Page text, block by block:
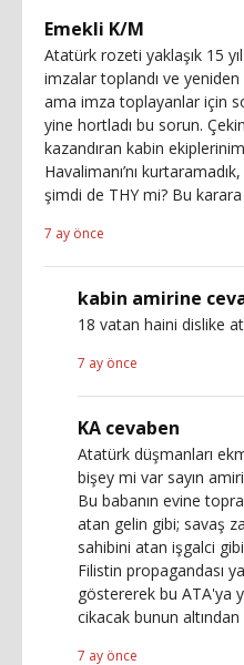
Emekli K/M
Atatürk rozeti yaklaşık 15
imzalar toplandı ve
ama imza toplayanlar için
yine hortladı bu sorun.
kazandıran kabin
Havalimanı’nı
şimdi de THY mi? Bu
7 ay önce
kabin amirine
18 vatan haini dislike
7 ay önce
KA cevaben
Atatürk düşmanları
bişey mi var sayın
Bu babanın evine
atan gelin gibi; savaş
sahibini atan işgalci
Filistin propagandası
göstererek bu ATA'ya
cikacak bunun altından
7 ay önce